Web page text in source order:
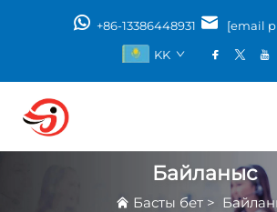
+86-13386448931
[email
KK
Байланыс
Басты бет>